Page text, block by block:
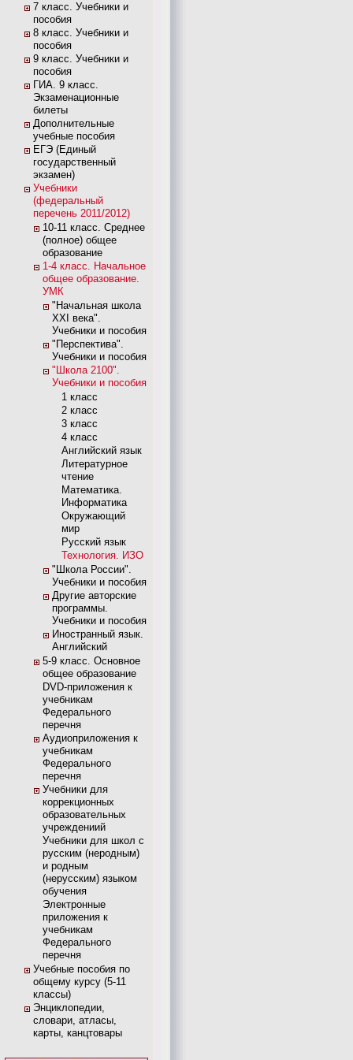
7 класс. Учебники и
пособия
8 класс. Учебники и
пособия
9 класс. Учебники и
пособия
ГИА. 9 класс.
Экзаменационные
билеты
Дополнительные
учебные пособия
ЕГЭ (Единый
государственный
экзамен)
Учебники
(федеральный
перечень 2011/2012)
10-11 класс. Среднее
(полное) общее
образование
1-4 класс. Начальное
общее образование.
УМК
"Начальная школа
XXI века".
Учебники и пособия
"Перспектива".
Учебники и пособия
"Школа 2100".
Учебники и пособия
1 класс
2 класс
3 класс
4 класс
Английский язык
Литературное
чтение
Математика.
Информатика
Окружающий
мир
Русский язык
Технология. ИЗО
"Школа России".
Учебники и пособия
Другие авторские
программы.
Учебники и пособия
Иностранный язык.
Английский
5-9 класс. Основное
общее образование
DVD-приложения к
учебникам
Федерального
перечня
Аудиоприложения к
учебникам
Федерального
перечня
Учебники для
коррекционных
образовательных
учреждениий
Учебники для школ с
русским (неродным)
и родным
(нерусским) языком
обучения
Электронные
приложения к
учебникам
Федерального
перечня
Учебные пособия по
общему курсу (5-11
классы)
Энциклопедии,
словари, атласы,
карты, канцтовары